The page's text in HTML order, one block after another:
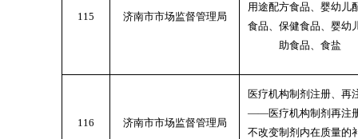
115 济南市市场监督管理局
用途配方食品、婴幼儿
食品、保健食品、婴幼
助食品、食盐
116 济南市市场监督管理局
医疗机构制剂注册、再
——医疗机构制剂再注
不改变制剂内在质量的